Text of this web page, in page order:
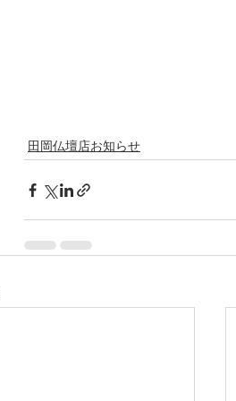
田岡仏壇店お知らせ